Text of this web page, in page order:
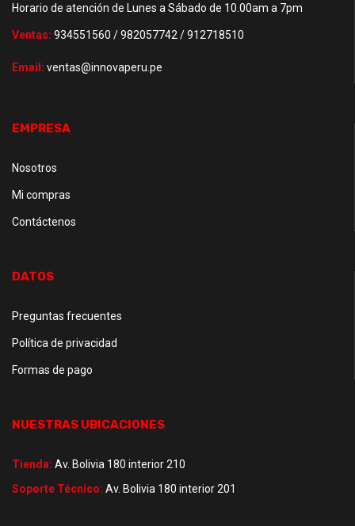
Horario de atención de Lunes a Sábado de 10.00am a 7pm
Ventas: 934551560 / 982057742 / 912718510
Email: ventas@innovaperu.pe
EMPRESA
Nosotros
Mi compras
Contáctenos
DATOS
Preguntas frecuentes
Política de privacidad
Formas de pago
NUESTRAS UBICACIONES
Tienda: Av. Bolivia 180 interior 210
Soporte Técnico: Av. Bolivia 180 interior 201